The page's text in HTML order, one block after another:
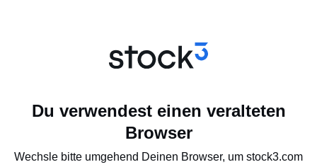
Du verwendest einen veralteten
Browser
Wechsle bitte umgehend Deinen Browser, um stock3.com